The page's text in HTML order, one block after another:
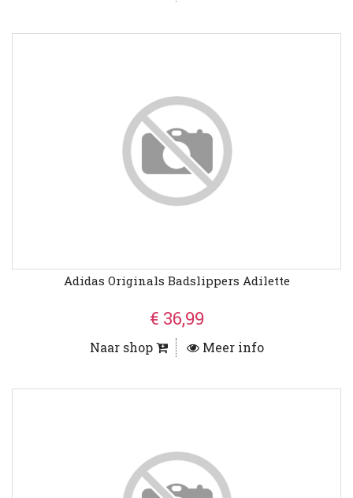
Adidas Originals Badslippers Adilette
€ 36,99
Naar shop Meer info